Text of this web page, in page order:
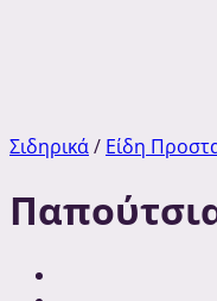
Σιδηρικά/ Είδη